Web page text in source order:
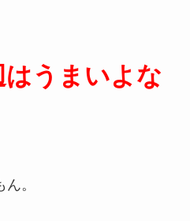
うまいよな
。